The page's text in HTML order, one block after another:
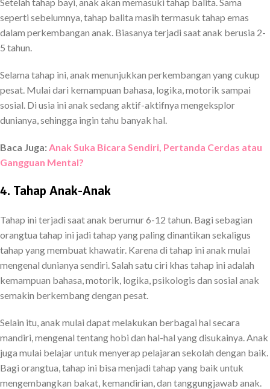
seperti sebelumnya, tahap balita masih termasuk tahap emas
dalam perkembangan anak. Biasanya terjadi saat anak berusia 2-
5 tahun.
Selama tahap ini, anak menunjukkan perkembangan yang cukup
pesat. Mulai dari kemampuan bahasa, logika, motorik sampai
sosial. Di usia ini anak sedang aktif-aktifnya mengeksplor
dunianya, sehingga ingin tahu banyak hal.
Baca Juga: Anak Suka Bicara Sendiri, Pertanda Cerdas atau
Gangguan Mental?
4. Tahap Anak-Anak
Tahap ini terjadi saat anak berumur 6-12 tahun. Bagi sebagian
orangtua tahap ini jadi tahap yang paling dinantikan sekaligus
tahap yang membuat khawatir. Karena di tahap ini anak mulai
mengenal dunianya sendiri. Salah satu ciri khas tahap ini adalah
kemampuan bahasa, motorik, logika, psikologis dan sosial anak
semakin berkembang dengan pesat.
Selain itu, anak mulai dapat melakukan berbagai hal secara
mandiri, mengenal tentang hobi dan hal-hal yang disukainya. Anak
juga mulai belajar untuk menyerap pelajaran sekolah dengan baik.
Bagi orangtua, tahap ini bisa menjadi tahap yang baik untuk
mengembangkan bakat, kemandirian, dan tanggungjawab anak.